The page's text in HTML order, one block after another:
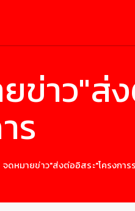
ข่าว"ส่
ร
จดหมายข่าว"ส่งต่ออิสระ"โครงกา